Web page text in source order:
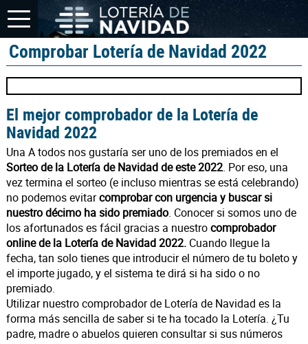
Comprobar Lotería de Navidad 2022
El mejor comprobador de la Lotería de
Navidad 2022
Una A todos nos gustaría ser uno de los premiados en el
Sorteo de la Lotería de Navidad de este 2022. Por eso, una
vez termina el sorteo (e incluso mientras se está celebrando)
no podemos evitarcomprobar con urgencia y buscar si
nuestro décimo ha sido premiado. Conocer si somos uno de
los afortunados es fácil gracias a nuestrocomprobador
online de la Lotería de Navidad 2022.Cuando llegue la
fecha, tan solo tienes que introducir el número de tu boleto y
el importe jugado, y el sistema te dirá si ha sido o no
premiado.
Utilizar nuestro comprobador de Lotería de Navidad es la
forma más sencilla de saber si te ha tocado la Lotería. ¿Tu
padre, madre o abuelos quieren consultar si sus números